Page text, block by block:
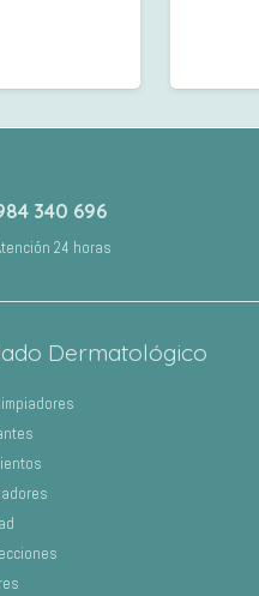
340 696
24 horas
Dermatológico